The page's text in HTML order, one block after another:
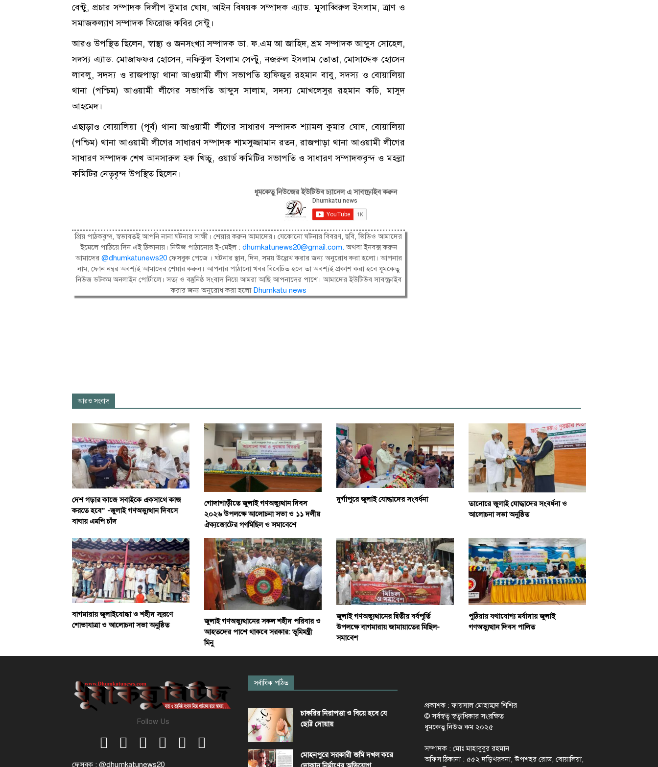
বেন্টু, প্রচার সম্পাদক দিলীপ কুমার ঘোষ, আইন বিষয়ক সম্পাদক এ্যাড. মুসাব্বিরুল ইসলাম, ত্রাণ ও
সমাজকল্যাণ সম্পাদক ফিরোজ কবির সেন্টু।
আরও উপস্থিত ছিলেন, স্বাস্থ্য ও জনসংখ্যা সম্পাদক ডা. ফ.এম আ জাহিদ, শ্রম সম্পাদক আব্দুস সোহেল,
সদস্য এ্যাড. মোজাফফর হোসেন, নফিকুল ইসলাম সেল্টু, নজরুল ইসলাম তোতা, মোসাদ্দেক হোসেন
লাবলু, সদস্য ও রাজপাড়া থানা আওয়ামী লীগ সভাপতি হাফিজুর রহমান বাবু, সদস্য ও বোয়ালিয়া
থানা (পশ্চিম) আওয়ামী লীগের সভাপতি আব্দুস সালাম, সদস্য মোখলেসুর রহমান কচি, মাসুদ
আহমেদ।
এছাড়াও বোয়ালিয়া (পূর্ব) থানা আওয়ামী লীগের সাধারণ সম্পাদক শ্যামল কুমার ঘোষ, বোয়ালিয়া
(পশ্চিম) থানা আওয়ামী লীগের সাধারণ সম্পাদক শামসুজ্জামান রতন, রাজপাড়া থানা আওয়ামী লীগের
সাধারণ সম্পাদক শেখ আনসারুল হক খিচ্চু, ওয়ার্ড কমিটির সভাপতি ও সাধারণ সম্পাদকবৃন্দ ও মহল্লা
কমিটির নেতৃবৃন্দ উপস্থিত ছিলেন।
ধূমকেতু নিউজের ইউটিউব চ্যানেল এ সাবস্ক্রাইব করুন
প্রিয় পাঠকবৃন্দ, স্বভাবতই আপনি নানা ঘটনার সাক্ষী। শেয়ার করুন আমাদের। যেকোনো ঘটনার বিবরণ, ছবি, ভিডিও আমাদের
ইমেলে পাঠিয়ে দিন এই ঠিকানায়। নিউজ পাঠানোর ই-মেইল : dhumkatunews20@gmail.com. অথবা ইনবক্স করুন
আমাদের@dhumkatunews20 ফেসবুক পেজে । ঘটনার স্থান, দিন, সময় উল্লেখ করার জন্য অনুরোধ করা হলো। আপনার
নাম, ফোন নম্বর অবশ্যই আমাদের শেয়ার করুন। আপনার পাঠানো খবর বিবেচিত হলে তা অবশ্যই প্রকাশ করা হবে ধূমকেতু
নিউজ ডটকম অনলাইন পোর্টালে। সত্য ও বস্তুনিষ্ঠ সংবাদ নিয়ে আমরা আছি আপনাদের পাশে। আমাদের ইউটিউব সাবস্ক্রাইব
করার জন্য অনুরোধ করা হলো Dhumkatu news
আরও সংবাদ
দেশ গড়ার কাজে সবাইকে একসাথে কাজ
করতে হবে” -জুলাই গণঅভ্যুত্থান দিবসে
বাঘায় এমপি চাঁদ
গোদাগাড়ীতে জুলাই গণঅভ্যুত্থান দিবস
২০২৬ উপলক্ষে আলোচনা সভা ও ১১ দলীয়
ঐক্যজোটের গণমিছিল ও সমাবেশে
দুর্গাপুরে জুলাই যোদ্ধাদের সংবর্ধনা
তানোরে জুলাই যোদ্ধাদের সংবর্ধনা ও
আলোচনা সভা অনুষ্ঠিত
বাগমারায় জুলাইযোদ্ধা ও শহীদ স্মরণে
শোভাযাত্রা ও আলোচনা সভা অনুষ্ঠিত
জুলাই গণঅভ্যুত্থানের সকল শহীদ পরিবার ও
আহতদের পাশে থাকবে সরকার: ভূমিমন্ত্রী
মিনু
জুলাই গণঅভ্যুত্থানের দ্বিতীয় বর্ষপূর্তি
উপলক্ষে বাগমারায় জামায়াতের মিছিল-
সমাবেশ
পুঠিয়ায় যথাযোগ্য মর্যাদায় জুলাই
গণঅভ্যুত্থান দিবস পালিত
Follow Us
ফেসবুক : @dhumkatunews20
সর্বাধিক পঠিত
চাকরির নিরাপত্তা ও বিয়ে হবে যে
ছোট্ট দোয়ায়
মোহনপুরে সরকারী জমি দখল করে
প্রকাশক : ফায়সাল মোহাম্মদ শিশির
© সর্বস্বত্ব স্বত্বাধিকার সংরক্ষিত
ধূমকেতু নিউজ.কম ২০২৫
সম্পাদক : মোঃ মাহাবুবুর রহমান
অফিস ঠিকানা : ৫৫২ দড়িখরবনা, উপশহর রোড, বোয়ালিয়া,